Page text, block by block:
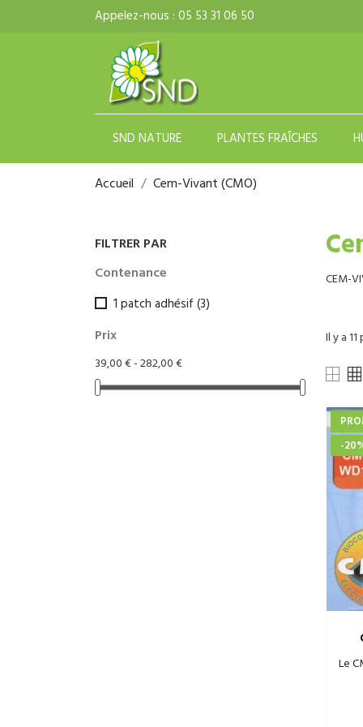
Appelez-nous : 05 53 31 06 50
SND NATURE PLANTES FRAÎCHES
Accueil Cem-Vivant (CMO)
FILTRER PAR
Contenance
1 patch adhésif (3)
Prix
39,00 € - 282,00 €
CEM-
Il y a
Le
-